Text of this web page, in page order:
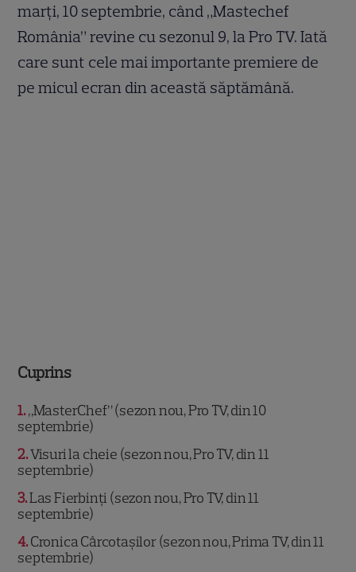
marți, 10 septembrie, când „Mastechef
România” revine cu sezonul 9, la Pro TV. Iată
care sunt cele mai importante premiere de
pe micul ecran din această săptămână.
Cuprins
1 „MasterChef” (sezon nou, Pro TV, din 10
septembrie)
2 Visuri la cheie (sezon nou, Pro TV, din 11
septembrie)
3 Las Fierbinți (sezon nou, Pro TV, din 11
septembrie)
4 Cronica Cârcotașilor (sezon nou, Prima TV, din 11
septembrie)